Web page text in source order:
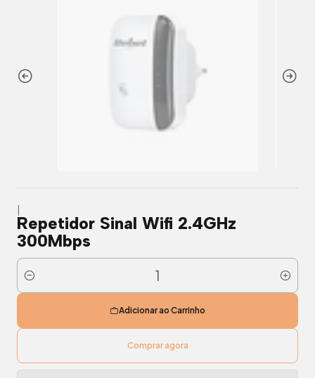
Repetidor Sinal Wifi 2.4GHz
300Mbps
Quantidade
Adicionar ao Carrinho
Comprar agora